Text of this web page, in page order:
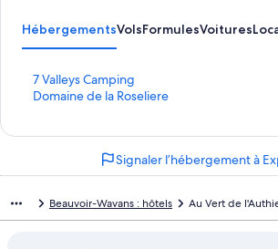
HébergementsVolsFormulesVoitures
7 Valleys Camping
L
i
v
n
Domaine de la Roseliere
L
u
a
Signaler l’hébergement à
Beauvoir-Wavans : hôtels Au Vert de